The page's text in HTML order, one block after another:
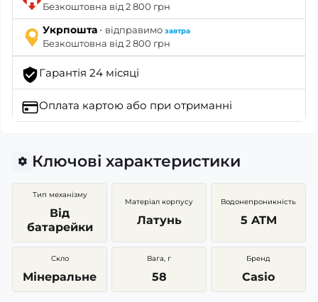
Безкоштовна від 2 800 грн
Укрпошта · відправимо завтра
Безкоштовна від 2 800 грн
Гарантія 24 місяці
Оплата картою або при отриманні
Ключові характеристики
Тип механізму
Від
батарейки
Матеріал корпусу
Латунь
Водонепроникність
5 ATM
Скло
Мінеральне
Вага, г
58
Бренд
Casio